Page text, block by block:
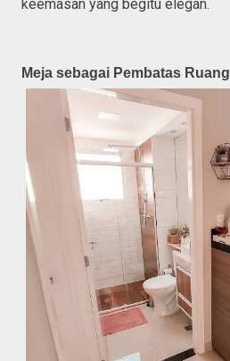
keemasan yang begitu elegan.
Meja sebagai Pembatas Ruang